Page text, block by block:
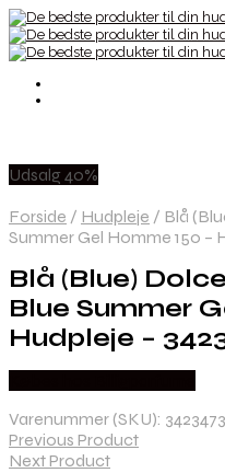
Udsalg 40%
Forside / Hudpleje / Blå
Summer Gel Homme 150 –
Blå (Blue)
Blue Summer
Hudpleje –
Varenummer (SKU):
Previous Product
Next Product